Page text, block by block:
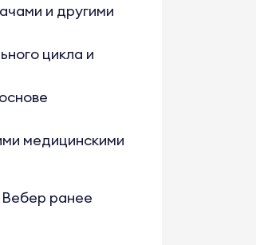
и другими
цикла и
медицинскими
ранее